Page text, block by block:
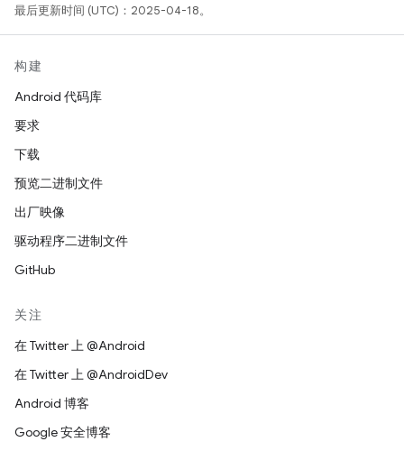
最后更新时间 (UTC)：2025-04-18。
构建
Android 代码库
要求
下载
预览二进制文件
出厂映像
驱动程序二进制文件
GitHub
关注
在 Twitter 上 @Android
在 Twitter 上 @AndroidDev
Android 博客
Google 安全博客